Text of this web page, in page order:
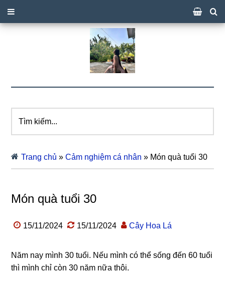
kiếm...
Trang chủ »Cảm nghiệm cá nhân » Món quà tuổi 30
Món quà tuổi 30
15/11/2024 15/11/2024 Cây Hoa Lá
Năm nay mình 30 tuổi. Nếu mình có thể sống đến 60 tuổi
thì mình chỉ còn 30 năm nữa thôi.